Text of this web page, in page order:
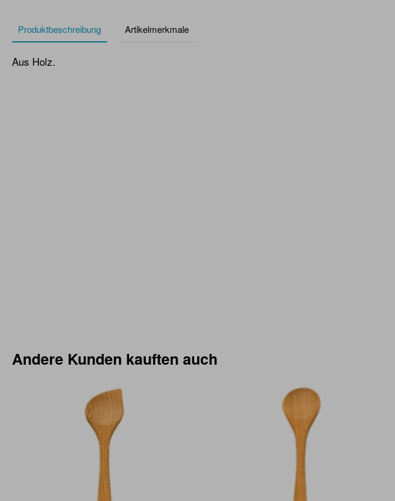
Produktbeschreibung Artikelmerkmale
Aus Holz.
Andere Kunden kauften auch